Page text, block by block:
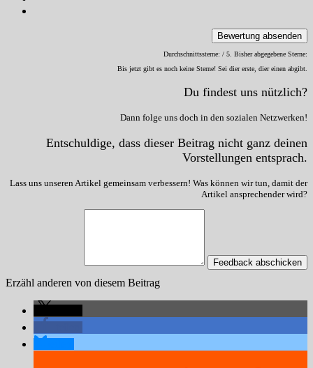
Bewertung absenden
Durchschnittssterne: / 5. Bisher abgegebene Sterne:
Bis jetzt gibt es noch keine Sterne! Sei dier erste, dier einen abgibt.
Du findest uns nützlich?
Dann folge uns doch in den sozialen Netzwerken!
Entschuldige, dass dieser Beitrag nicht ganz deinen
Vorstellungen entsprach.
Lass uns unseren Artikel gemeinsam verbessern! Was können wir tun, damit der
Artikel ansprechender wird?
Feedback abschicken
Erzähl anderen von diesem Beitrag